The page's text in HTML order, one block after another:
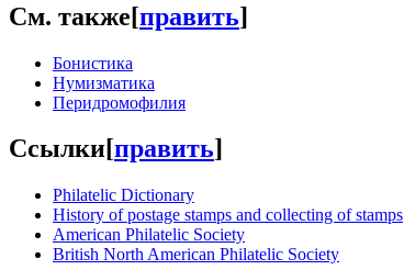
См. также[править]
Бонистика
Нумизматика
Перидромофилия
Ссылки[править]
Philatelic Dictionary
History of postage stamps and collecting of stamps
American Philatelic Society
British North American Philatelic Society